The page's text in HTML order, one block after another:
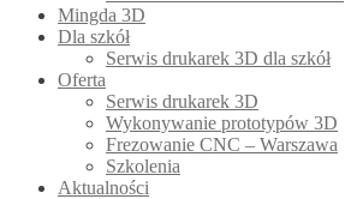
Mingda 3D
Dla szkół
Serwis drukarek 3D dla szkół
Oferta
Serwis drukarek 3D
Wykonywanie prototypów 3D
Frezowanie CNC – Warszawa
Szkolenia
Aktualności